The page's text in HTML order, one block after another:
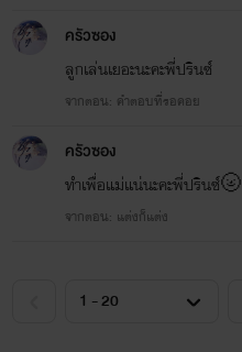
ครัวซอง
ลูกเล่นเยอะนะคะพี่ปรินซ์
จากตอน: คำตอบที่รอคอย
ครัวซอง
ทำเพื่อแม่แน่นะคะพี่ปรินซ์🌝
จากตอน: แต่งก็แต่ง